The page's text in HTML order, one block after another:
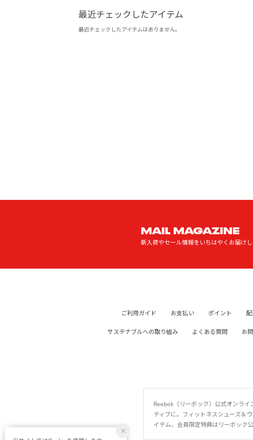
最近チェックしたアイテム
最近チェックしたアイテムはありません。
MAIL MAGAZINE
新入荷やセール情報をいちはやくお届けし
ご利用ガイド お支払い ポイント
サステナブルへの取り組み よくある質問 お
Reebok（リーボック）公式オンラ
ティブに。フィットネスシューズ＆
イテム、会員限定特典はリーボック